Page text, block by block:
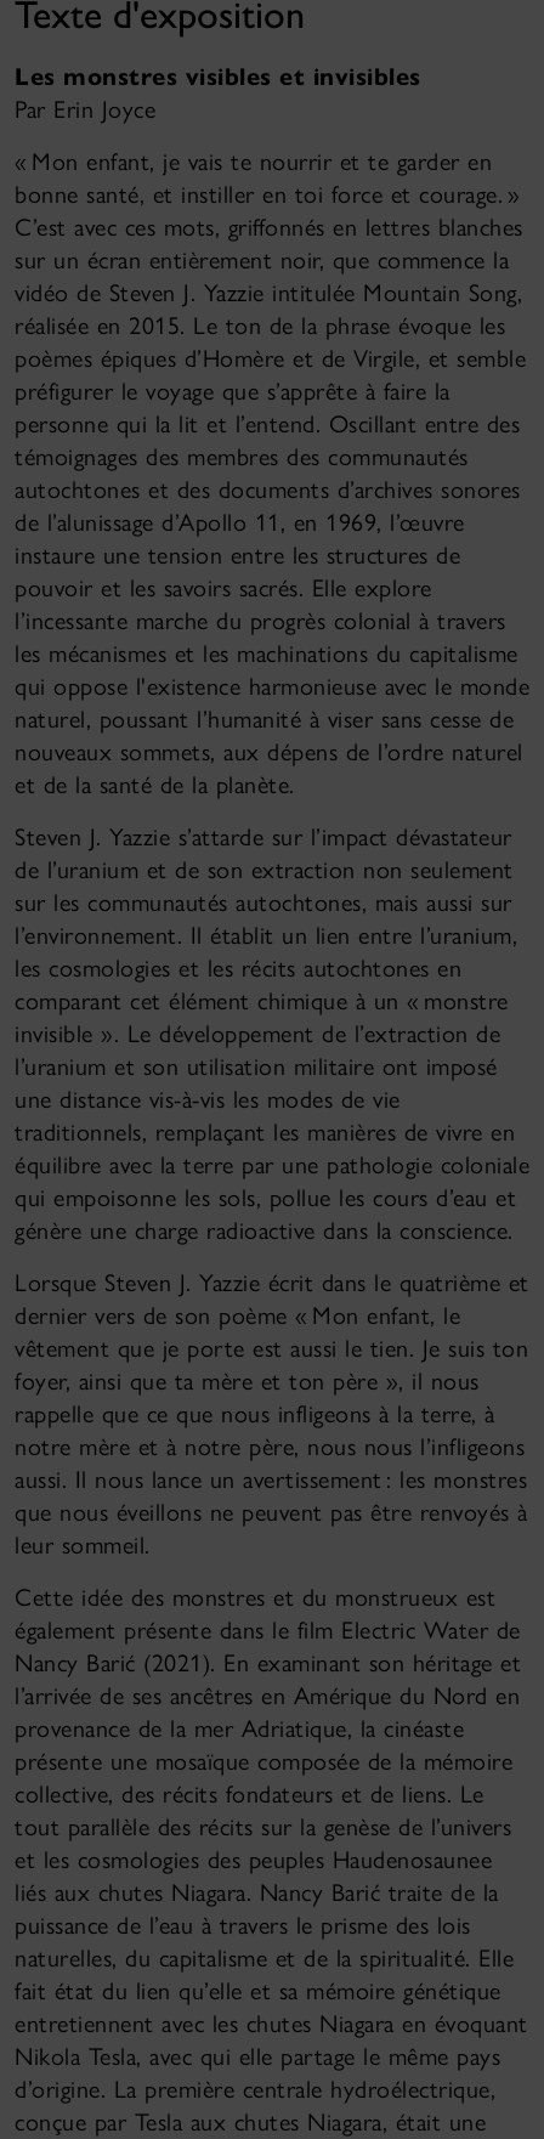
Texte d'exposition
Les monstres visibles et invisibles
Par Erin Joyce
« Mon enfant, je vais te nourrir et te garder en
bonne santé, et instiller en toi force et courage. »
C’est avec ces mots, griffonnés en lettres blanches
sur un écran entièrement noir, que commence la
vidéo de Steven J. Yazzie intitulée Mountain Song,
réalisée en 2015. Le ton de la phrase évoque les
poèmes épiques d’Homère et de Virgile, et semble
préfigurer le voyage que s’apprête à faire la
personne qui la lit et l’entend. Oscillant entre des
témoignages des membres des communautés
autochtones et des documents d’archives sonores
de l’alunissage d’Apollo 11, en 1969, l’œuvre
instaure une tension entre les structures de
pouvoir et les savoirs sacrés. Elle explore
l’incessante marche du progrès colonial à travers
les mécanismes et les machinations du capitalisme
qui oppose l'existence harmonieuse avec le monde
naturel, poussant l’humanité à viser sans cesse de
nouveaux sommets, aux dépens de l’ordre naturel
et de la santé de la planète.
Steven J. Yazzie s’attarde sur l’impact dévastateur
de l’uranium et de son extraction non seulement
sur les communautés autochtones, mais aussi sur
l’environnement. Il établit un lien entre l’uranium,
les cosmologies et les récits autochtones en
comparant cet élément chimique à un « monstre
invisible ». Le développement de l’extraction de
l’uranium et son utilisation militaire ont imposé
une distance vis-à-vis les modes de vie
traditionnels, remplaçant les manières de vivre en
équilibre avec la terre par une pathologie coloniale
qui empoisonne les sols, pollue les cours d’eau et
génère une charge radioactive dans la conscience.
Lorsque Steven J. Yazzie écrit dans le quatrième et
dernier vers de son poème « Mon enfant, le
vêtement que je porte est aussi le tien. Je suis ton
foyer, ainsi que ta mère et ton père », il nous
rappelle que ce que nous infligeons à la terre, à
notre mère et à notre père, nous nous l’infligeons
aussi. Il nous lance un avertissement : les monstres
que nous éveillons ne peuvent pas être renvoyés à
leur sommeil.
Cette idée des monstres et du monstrueux est
également présente dans le film Electric Water de
Nancy Barić (2021). En examinant son héritage et
l’arrivée de ses ancêtres en Amérique du Nord en
provenance de la mer Adriatique, la cinéaste
présente une mosaïque composée de la mémoire
collective, des récits fondateurs et de liens. Le
tout parallèle des récits sur la genèse de l’univers
et les cosmologies des peuples Haudenosaunee
liés aux chutes Niagara. Nancy Barić traite de la
puissance de l’eau à travers le prisme des lois
naturelles, du capitalisme et de la spiritualité. Elle
fait état du lien qu’elle et sa mémoire génétique
entretiennent avec les chutes Niagara en évoquant
Nikola Tesla, avec qui elle partage le même pays
d’origine. La première centrale hydroélectrique,
conçue par Tesla aux chutes Niagara, était une